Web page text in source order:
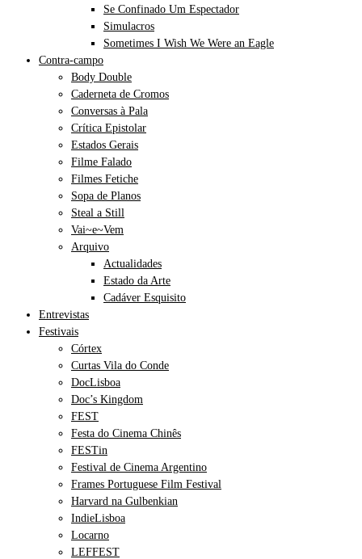
Se Confinado Um Espectador
Simulacros
Sometimes I Wish We Were an Eagle
Contra-campo
Body Double
Caderneta de Cromos
Conversas à Pala
Crítica Epistolar
Estados Gerais
Filme Falado
Filmes Fetiche
Sopa de Planos
Steal a Still
Vai~e~Vem
Arquivo
Actualidades
Estado da Arte
Cadáver Esquisito
Entrevistas
Festivais
Córtex
Curtas Vila do Conde
DocLisboa
Doc’s Kingdom
FEST
Festa do Cinema Chinês
FESTin
Festival de Cinema Argentino
Frames Portuguese Film Festival
Harvard na Gulbenkian
IndieLisboa
Locarno
LEFFEST